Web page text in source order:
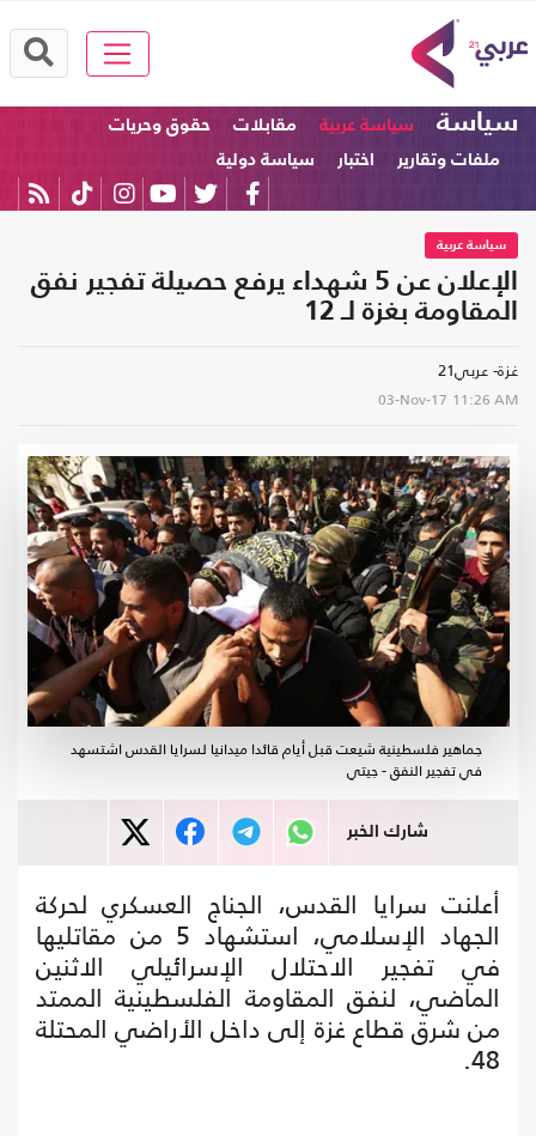
سياسة سياسة عربية مقابلات
حقوق وحريات
ملفات وتقارير
اختبار سياسة دولية
سياسة عربية
الإعلان عن 5 شهداء يرفع حصيلة تفجير نفق
المقاومة بغزة لـ 12
غزة- عربي21
03-Nov-17 11:26 AM
جماهير فلسطينية شيعت قبل أيام قائدا ميدانيا لسرايا القدس اشتسهد
في تفجير النفق - جيتي
شارك الخبر
أعلنت سرايا القدس، الجناج العسكري لحركة
الجهاد الإسلامي، استشهاد 5 من مقاتليها
في تفجير الاحتلال الإسرائيلي الاثنين
الماضي، لنفق المقاومة الفلسطينية الممتد
من شرق قطاع غزة إلى داخل الأراضي المحتلة
48.